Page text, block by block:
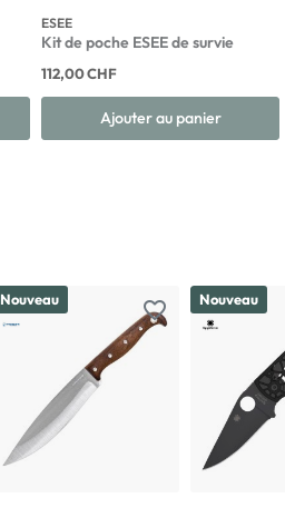
ESEE
Kit de poche ESEE de survie
112,00 CHF
Ajouter au panier
favorite_border
Nouveau Nouveau